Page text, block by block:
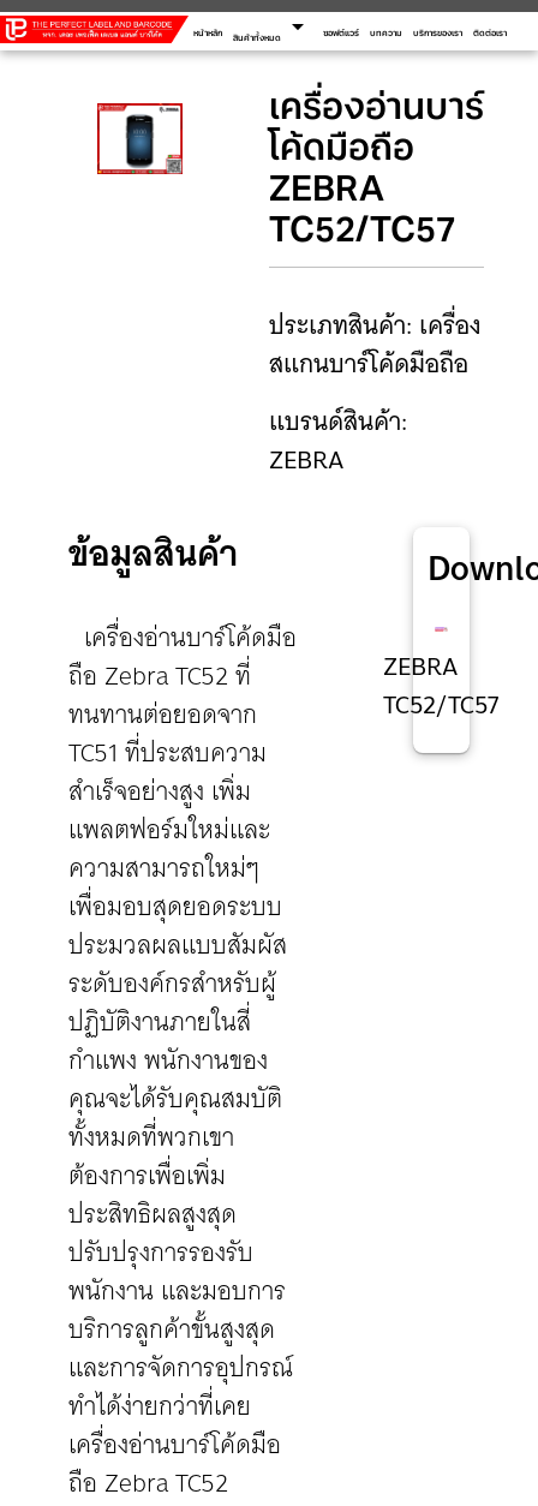
หน้าหลัก สินค้าทั้งหมด arrow_drop_down ซอฟต์แวร์ บทความ บริการของเรา ติดต่อเรา
เครื่องอ่านบาร์
โค้ดมือถือ
ZEBRA
TC52/TC57
ประเภทสินค้า: เครื่อง
สแกนบาร์โค้ดมือถือ
แบรนด์สินค้า:
ZEBRA
ข้อมูลสินค้า
เครื่องอ่านบาร์โค้ดมือ
ถือ Zebra TC52 ที่
ทนทานต่อยอดจาก
TC51 ที่ประสบความ
สำเร็จอย่างสูง เพิ่ม
แพลตฟอร์มใหม่และ
ความสามารถใหม่ๆ
เพื่อมอบสุดยอดระบบ
ประมวลผลแบบสัมผัส
ระดับองค์กรสำหรับผู้
ปฏิบัติงานภายในสี่
กำแพง พนักงานของ
คุณจะได้รับคุณสมบัติ
ทั้งหมดที่พวกเขา
ต้องการเพื่อเพิ่ม
ประสิทธิผลสูงสุด
ปรับปรุงการรองรับ
พนักงาน และมอบการ
บริการลูกค้าขั้นสูงสุด
และการจัดการอุปกรณ์
ทำได้ง่ายกว่าที่เคย
เครื่องอ่านบาร์โค้ดมือ
ถือ Zebra TC52
ZEBRA
TC52/TC57